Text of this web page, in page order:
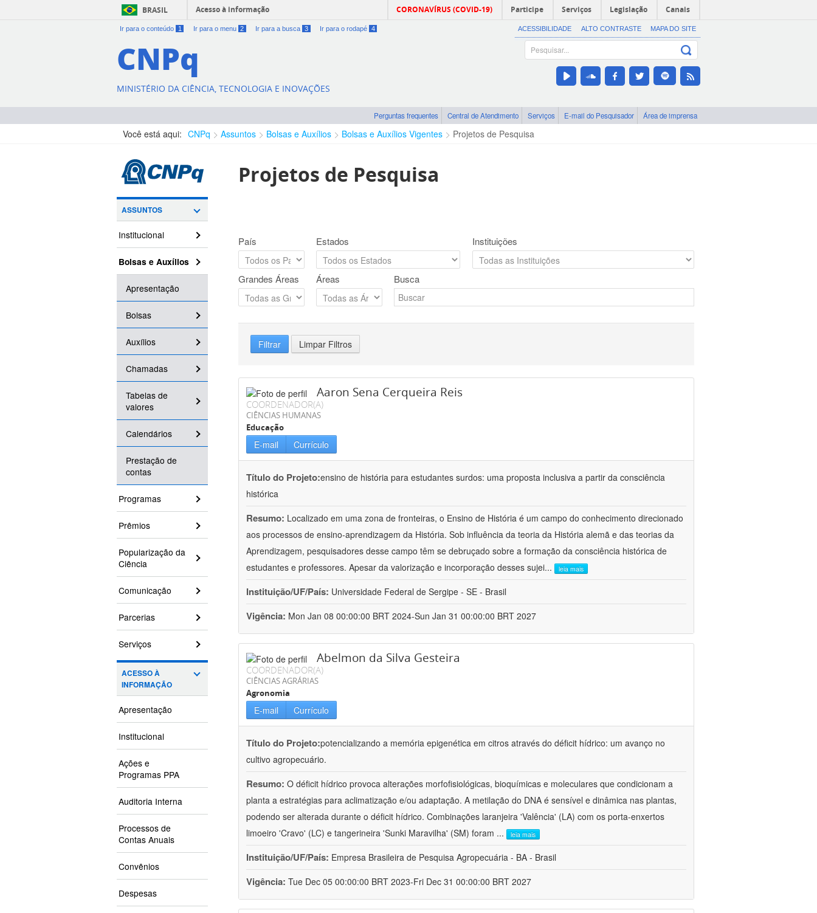
BRASIL Acesso à informação CORONAVÍRUS (COVID-19) Participe Serviços Legislação Canais
Ir para o conteúdo 1 Ir para o menu 2 Ir para a busca 3 Ir para o rodapé 4 ACESSIBILIDADE ALTO CONTRASTE MAPA DO SITE
CNPq
MINISTÉRIO DA CIÊNCIA, TECNOLOGIA E INOVAÇÕES
Perguntas frequentes Central de Atendimento Serviços E-mail do Pesquisador Área de imprensa
Você está aqui: CNPq Assuntos Bolsas e Auxílios Bolsas e Auxílios Vigentes Projetos de Pesquisa
ASSUNTOS
Institucional
Bolsas e Auxílios
Apresentação
Bolsas
Auxílios
Chamadas
Tabelas de
valores
Calendários
Prestação de
contas
Programas
Prêmios
Popularização da
Ciência
Comunicação
Parcerias
Serviços
ACESSO À
INFORMAÇÃO
Apresentação
Institucional
Ações e
Programas PPA
Auditoria Interna
Processos de
Contas Anuais
Convênios
Despesas
Projetos de Pesquisa
País Estados Instituições
Grandes Áreas Áreas Busca
Filtrar Limpar Filtros
Aaron Sena Cerqueira Reis
COORDENADOR(A)
CIÊNCIAS HUMANAS
Educação
E-mail Currículo
Título do Projeto:ensino de história para estudantes surdos: uma proposta inclusiva a partir da consciência
histórica
Resumo: Localizado em uma zona de fronteiras, o Ensino de História é um campo do conhecimento direcionado
aos processos de ensino-aprendizagem da História. Sob influência da teoria da História alemã e das teorias da
Aprendizagem, pesquisadores desse campo têm se debruçado sobre a formação da consciência histórica de
estudantes e professores. Apesar da valorização e incorporação desses sujei... leia mais
Instituição/UF/País: Universidade Federal de Sergipe - SE - Brasil
Vigência: Mon Jan 08 00:00:00 BRT 2024-Sun Jan 31 00:00:00 BRT 2027
Abelmon da Silva Gesteira
COORDENADOR(A)
CIÊNCIAS AGRÁRIAS
Agronomia
E-mail Currículo
Título do Projeto:potencializando a memória epigenética em citros através do déficit hídrico: um avanço no
cultivo agropecuário.
Resumo: O déficit hídrico provoca alterações morfofisiológicas, bioquímicas e moleculares que condicionam a
planta a estratégias para aclimatização e/ou adaptação. A metilação do DNA é sensível e dinâmica nas plantas,
podendo ser alterada durante o déficit hídrico. Combinações laranjeira 'Valência' (LA) com os porta-enxertos
limoeiro 'Cravo' (LC) e tangerineira 'Sunki Maravilha' (SM) foram ... leia mais
Instituição/UF/País: Empresa Brasileira de Pesquisa Agropecuária - BA - Brasil
Vigência: Tue Dec 05 00:00:00 BRT 2023-Fri Dec 31 00:00:00 BRT 2027